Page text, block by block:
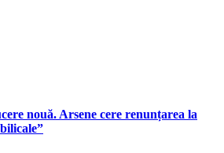
nouă. Arsene cere renunțarea la